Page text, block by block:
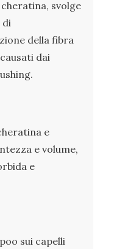
svolge
di
della fibra
dai
e
e volume,
e
sui capelli